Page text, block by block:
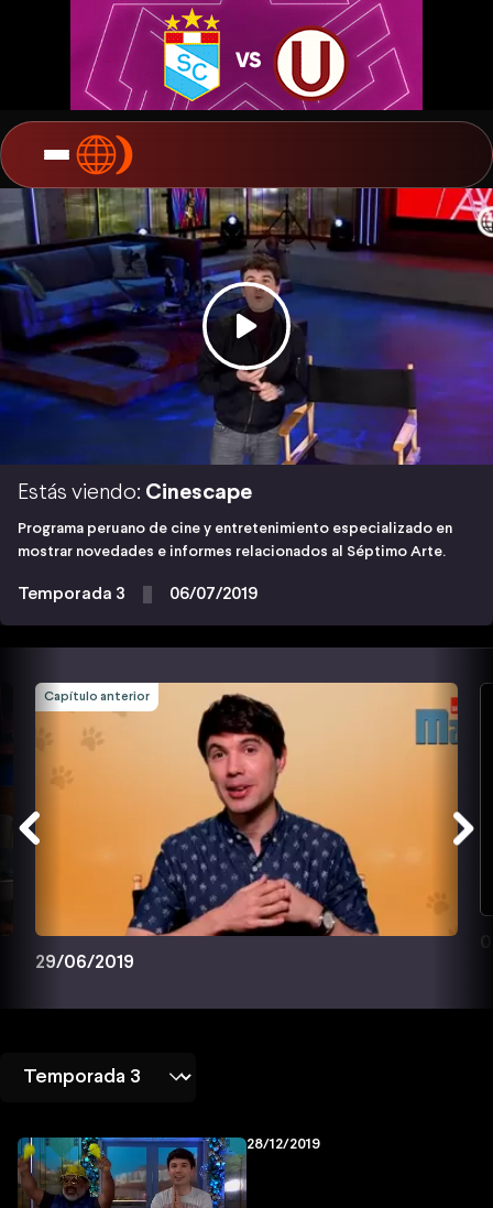
Estás viendo: Cinescape
Programa peruano de cine y entretenimiento especializado en
mostrar novedades e informes relacionados al Séptimo Arte.
Temporada 3 06/07/2019
Capítulo anterior
29/06/2019
28/12/2019